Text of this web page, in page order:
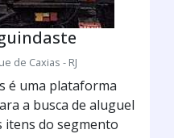
de Caxias - RJ
é uma plataforma
a busca de aluguel
do segmento